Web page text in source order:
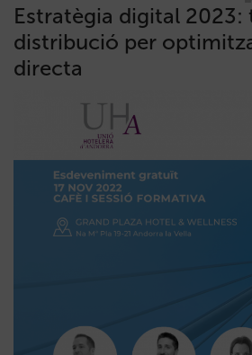
Estratègia digital 2023:
distribució per
directa